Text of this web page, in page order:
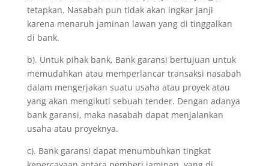
tetapkan. Nasabah pun tidak akan ingkar janji
karena menaruh jaminan lawan yang di tinggalkan
di bank.
b). Untuk pihak bank, Bank garansi bertujuan untuk
memudahkan atau memperlancar transaksi nasabah
dalam mengerjakan suatu usaha atau proyek atau
yang akan mengikuti sebuah tender. Dengan adanya
bank garansi, maka nasabah dapat menjalankan
usaha atau proyeknya.
c). Bank garansi dapat menumbuhkan tingkat